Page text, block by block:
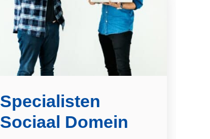
Specialisten
Sociaal Domein